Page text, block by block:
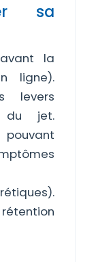
sa
la
ligne).
levers
du jet.